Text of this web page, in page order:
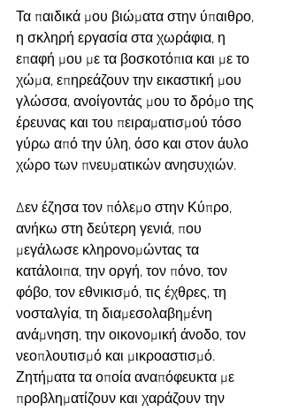
Τα παιδικά μου βιώματα στην ύπαιθρο,
η σκληρή εργασία στα χωράφια, η
επαφή μου με τα βοσκοτόπια και με το
χώμα, επηρεάζουν την εικαστική μου
γλώσσα, ανοίγοντάς μου το δρόμο της
έρευνας και του πειραματισμού τόσο
γύρω από την ύλη, όσο και στον άυλο
χώρο των πνευματικών ανησυχιών.
Δεν έζησα τον πόλεμο στην Κύπρο,
ανήκω στη δεύτερη γενιά, που
μεγάλωσε κληρονομώντας τα
κατάλοιπα, την οργή, τον πόνο, τον
φόβο, τον εθνικισμό, τις έχθρες, τη
νοσταλγία, τη διαμεσολαβημένη
ανάμνηση, την οικονομική άνοδο, τον
νεοπλουτισμό και μικροαστισμό.
Ζητήματα τα οποία αναπόφευκτα με
προβληματίζουν και χαράζουν την